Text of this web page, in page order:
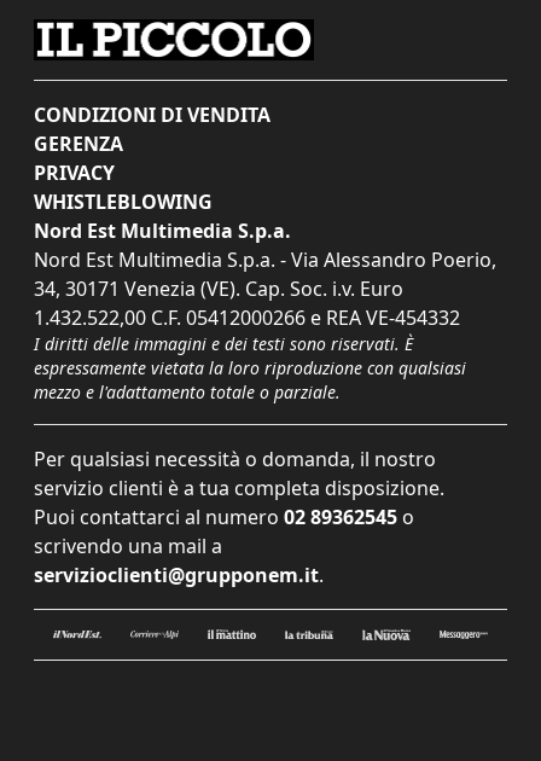
CONDIZIONI DI VENDITA
GERENZA
PRIVACY
WHISTLEBLOWING
Nord Est Multimedia S.p.a.
Nord Est Multimedia S.p.a. - Via Alessandro Poerio,
34, 30171 Venezia (VE). Cap. Soc. i.v. Euro
1.432.522,00 C.F. 05412000266 e REA VE-454332
I diritti delle immagini e dei testi sono riservati. È
espressamente vietata la loro riproduzione con qualsiasi
mezzo e l'adattamento totale o parziale.
Per qualsiasi necessità o domanda, il nostro
servizio clienti è a tua completa disposizione.
Puoi contattarci al numero 02 89362545 o
scrivendo una mail a
servizioclienti@grupponem.it.